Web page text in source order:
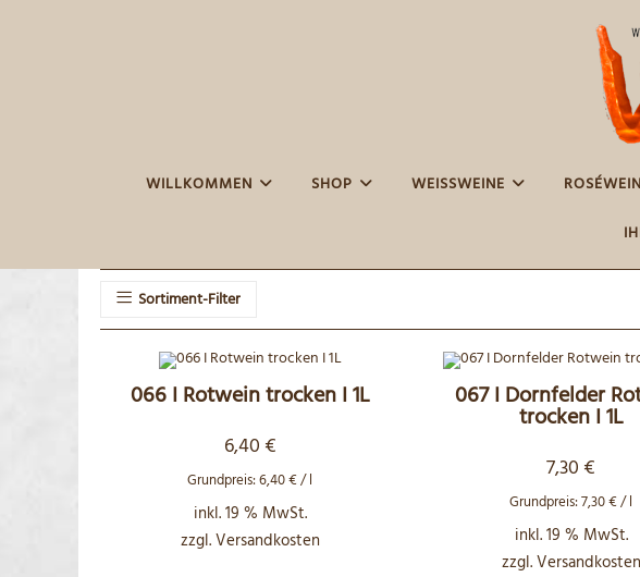
WILLKOMMEN SHOP WEISSWEINE
Sortiment-Filter
066 I Rotwein trocken I 1L
6,40 €
Grundpreis:6,40€/l
inkl. 19 % MwSt.
zzgl.Versandkosten
067 I Dornfelder
trocken I 1L
7,30 €
Grundpreis:7,30€/l
inkl. 19 % MwSt.
zzgl.Versandkosten